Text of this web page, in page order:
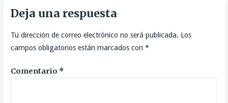
entradas
Deja una respuesta
Tu dirección de correo electrónico no será publicada. Los
campos obligatorios están marcados con *
Comentario *